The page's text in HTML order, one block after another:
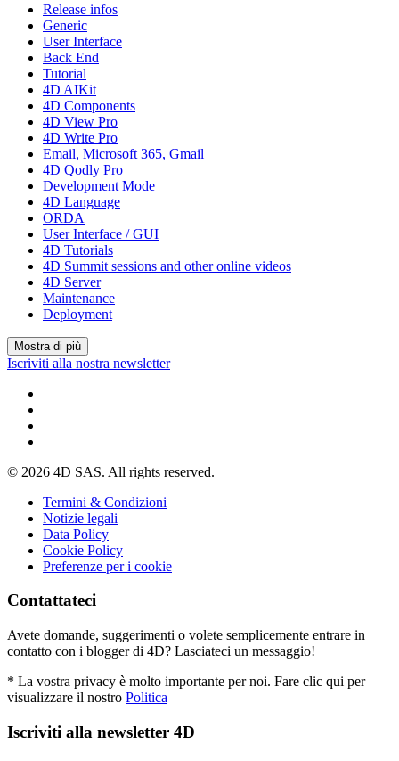
Release infos
Generic
User Interface
Back End
Tutorial
4D AIKit
4D Components
4D View Pro
4D Write Pro
Email, Microsoft 365, Gmail
4D Qodly Pro
Development Mode
4D Language
ORDA
User Interface / GUI
4D Tutorials
4D Summit sessions and other online videos
4D Server
Maintenance
Deployment
Mostra di più
Iscriviti alla nostra newsletter
© 2026 4D SAS. All rights reserved.
Termini & Condizioni
Notizie legali
Data Policy
Cookie Policy
Preferenze per i cookie
Contattateci
Avete domande, suggerimenti o volete semplicemente entrare in
contatto con i blogger di 4D? Lasciateci un messaggio!
* La vostra privacy è molto importante per noi. Fare clic qui per
visualizzare il nostro Politica
Iscriviti alla newsletter 4D